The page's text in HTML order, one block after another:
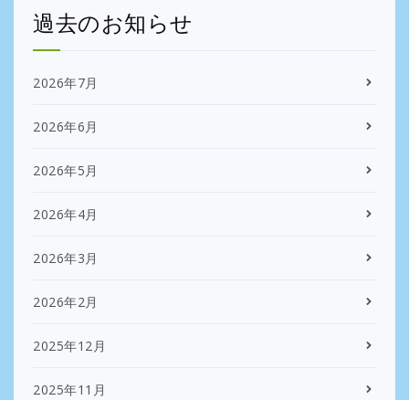
過去のお知らせ
2026年7月
2026年6月
2026年5月
2026年4月
2026年3月
2026年2月
2025年12月
2025年11月